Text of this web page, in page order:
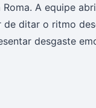
A equipe
ditar o ritmo
desgaste